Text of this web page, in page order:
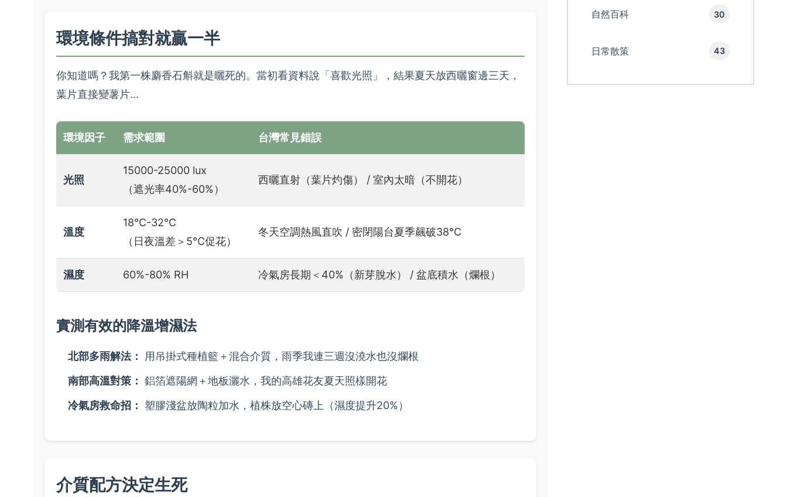
環境條件搞對就贏一半
你知道嗎？我第一株麝香石斛就是曬死的。當初看資料說「喜歡光照」，結果夏天放西曬窗邊三天，
葉片直接變薯片...
環境因子 需求範圍 台灣常見錯誤
光照
15000-25000 lux
（遮光率40%-60%）
西曬直射（葉片灼傷） / 室內太暗（不開花）
溫度
18°C-32°C
（日夜溫差＞5°C促花）
冬天空調熱風直吹 / 密閉陽台夏季飆破38°C
濕度 60%-80% RH 冷氣房長期＜40%（新芽脫水） / 盆底積水（爛根）
實測有效的降溫增濕法
北部多雨解法：
用吊掛式種植籃＋混合介質，雨季我連三週沒澆水也沒爛根
南部高溫對策： 鋁箔遮陽網＋地板灑水，我的高雄花友夏天照樣開花
冷氣房救命招：
塑膠淺盆放陶粒加水，植株放空心磚上（濕度提升20%）
介質配方決定生死
自然百科 30
日常散策 43